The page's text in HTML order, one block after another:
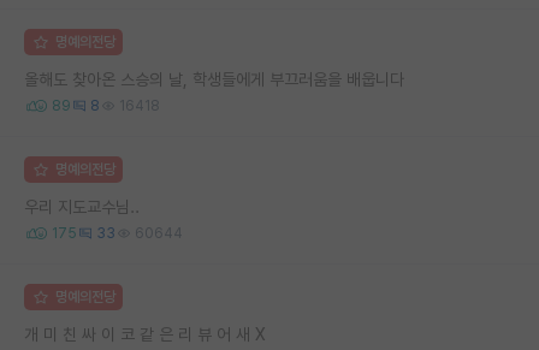
명예의전당
올해도 찾아온 스승의 날, 학생들에게 부끄러움을 배웁니다
89 8 16418
명예의전당
우리 지도교수님..
175 33 60644
명예의전당
개 미 친 싸 이 코 같 은 리 뷰 어 새 X